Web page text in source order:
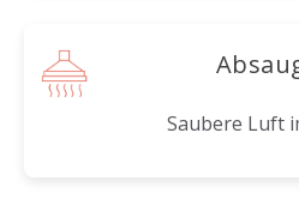
Saubere Luft